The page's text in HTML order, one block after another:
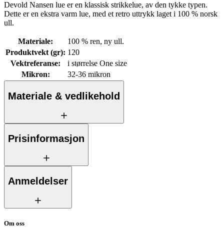
Devold Nansen lue er en klassisk strikkelue, av den tykke typen.
Dette er en ekstra varm lue, med et retro uttrykk laget i 100 % norsk
ull.
Materiale:
100 % ren, ny ull.
Produktvekt (gr): 120
Vektreferanse:
i størrelse One size
Mikron: 32-36 mikron
Materiale & vedlikehold
Prisinformasjon
Anmeldelser
Om oss